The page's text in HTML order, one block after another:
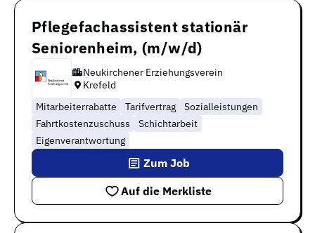
Pflegefachassistent stationär
Seniorenheim, (m/w/d)
Neukirchener Erziehungsverein
Krefeld
Mitarbeiterrabatte
Tarifvertrag
Sozialleistungen
Fahrtkostenzuschuss
Schichtarbeit
Eigenverantwortung
Auf die Merkliste
Zum Job